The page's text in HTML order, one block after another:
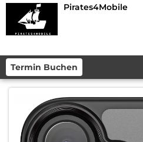
Pirates4Mobile
Termin Buchen